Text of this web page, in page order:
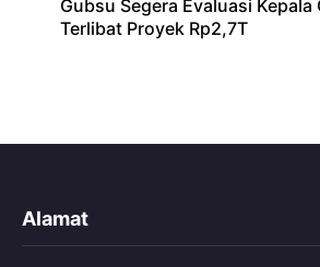
Gubsu Segera Evaluasi Kepala
Terlibat Proyek Rp2,7T
Alamat